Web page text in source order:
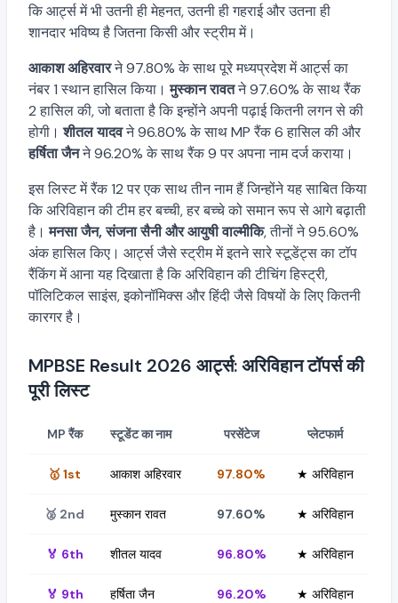
कि आर्ट्स में भी उतनी ही मेहनत, उतनी ही गहराई और उतना ही
शानदार भविष्य है जितना किसी और स्ट्रीम में।
आकाश अहिरवारने 97.80% के साथ पूरे मध्यप्रदेश में आर्ट्स का
नंबर 1 स्थान हासिल किया।मुस्कान रावतने 97.60% के साथ रैंक
2 हासिल की, जो बताता है कि इन्होंने अपनी पढ़ाई कितनी लगन से की
होगी।शीतल यादवने 96.80% के साथ MP रैंक 6 हासिल की और
हर्षिता जैनने 96.20% के साथ रैंक 9 पर अपना नाम दर्ज कराया।
इस लिस्ट में रैंक 12 पर एक साथ तीन नाम हैं जिन्होंने यह साबित किया
कि अरिविहान की टीम हर बच्ची, हर बच्चे को समान रूप से आगे बढ़ाती
है।मनसा जैन, संजना सैनी और आयुषी वाल्मीकि, तीनों ने 95.60%
अंक हासिल किए। आर्ट्स जैसे स्ट्रीम में इतने सारे स्टूडेंट्स का टॉप
रैंकिंग में आना यह दिखाता है कि अरिविहान की टीचिंग हिस्ट्री,
पॉलिटिकल साइंस, इकोनॉमिक्स और हिंदी जैसे विषयों के लिए कितनी
कारगर है।
MPBSE Result 2026 आर्ट्स: अरिविहान टॉपर्स की
पूरी लिस्ट
MP रैंक स्टूडेंट का नाम परसेंटेज प्लेटफार्म
🥇 1st आकाश अहिरवार 97.80% ★ अरिविहान
🥈 2nd मुस्कान रावत 97.60% ★ अरिविहान
🏅 6th शीतल यादव 96.80% ★ अरिविहान
🏅 9th हर्षिता जैन 96.20% ★ अरिविहान